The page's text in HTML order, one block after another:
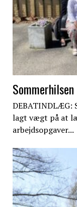
DEBATINDLÆG:
lagt vægt på at
arbejdsopgaver...